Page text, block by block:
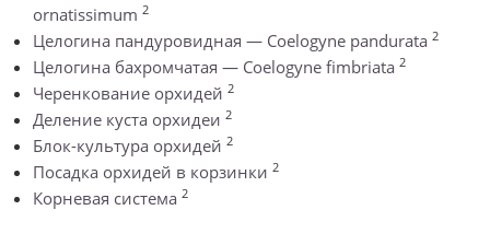
ornatissimum 2
Целогина пандуровидная — Coelogyne pandurata 2
Целогина бахромчатая — Coelogyne fimbriata 2
Черенкование орхидей 2
Деление куста орхидеи 2
Блок-культура орхидей 2
Посадка орхидей в корзинки 2
Корневая система 2